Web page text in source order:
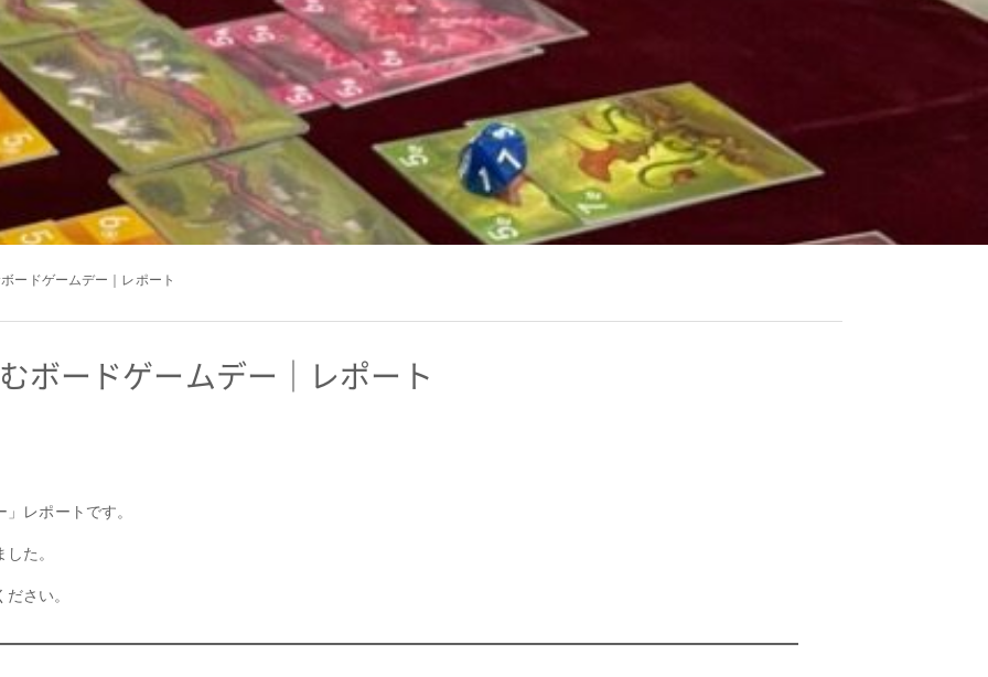
ードゲームデー｜レポート
ボードゲームデー｜レポート
レポートです。
た。
さい。